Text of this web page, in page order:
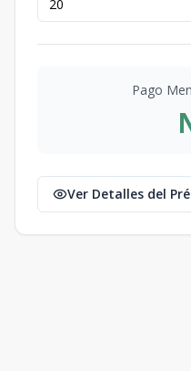
Pago
Ver Detalles del